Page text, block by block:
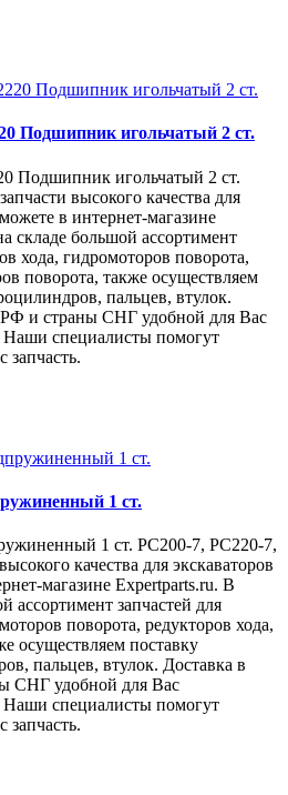
Подшипник игольчатый 2 ст.
Подшипник игольчатый 2 ст.
высокого качества для
в интернет-магазине
складе большой ассортимент
хода, гидромоторов поворота,
поворота, также осуществляем
пальцев, втулок.
и страны СНГ удобной для Вас
специалисты помогут
1 ст.
1 ст. PC200-7, PC220-7,
качества для экскаваторов
магазине Expertparts.ru. В
ассортимент запчастей для
поворота, редукторов хода,
осуществляем поставку
пальцев, втулок. Доставка в
СНГ удобной для Вас
специалисты помогут